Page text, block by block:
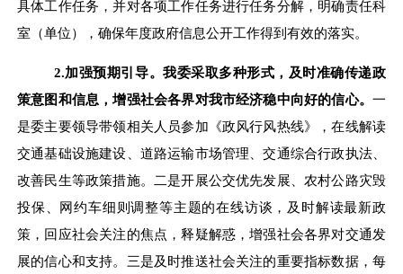
具体工作任务，并对各项工作任务进行任务分解，明确责任科
室（单位），确保年度政府信息公开工作得到有效的落实。
2.加强预期引导。我委采取多种形式，及时准确传递政
策意图和信息，增强社会各界对我市经济稳中向好的信心。 一
是委主要领导带领相关人员参加《政风行风热线》，在线解读
交通基础设施建设、道路运输市场管理、交通综合行政执法、
改善民生等政策措施。二是开展公交优先发展、农村公路灾毁
投保、网约车细则调整等主题的在线访谈，及时解读最新政
策，回应社会关注的焦点，释疑解惑，增强社会各界对交通发
展的信心和支持。三是及时推送社会关注的重要指标数据，每